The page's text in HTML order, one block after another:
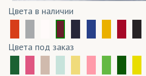
Цвета в наличии
Цвета под заказ